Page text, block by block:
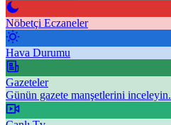
Nöbetçi Eczaneler
Hava Durumu
Gazeteler
Günün gazete manşetlerini inceleyin.